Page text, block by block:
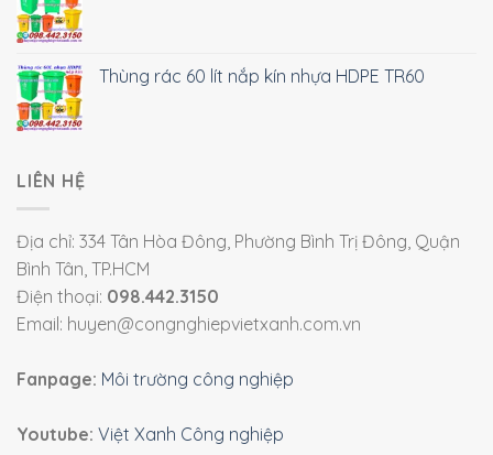
Thùng rác 60 lít nắp kín nhựa HDPE TR60
LIÊN HỆ
Địa chỉ: 334 Tân Hòa Đông, Phường Bình Trị Đông, Quận
Bình Tân, TP.HCM
Điện thoại: 098.442.3150
Email: huyen@congnghiepvietxanh.com.vn
Fanpage: Môi trường công nghiệp
Youtube: Việt Xanh Công nghiệp